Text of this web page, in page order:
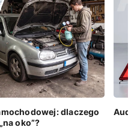
dlaczego
oko”?
Audi